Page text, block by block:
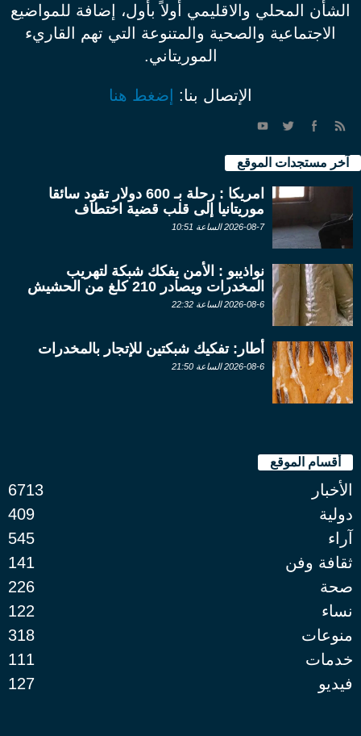
الشأن المحلي والاقليمي أولاً بأول، إضافة للمواضيع
الاجتماعية والصحية والمتنوعة التي تهم القاريء
الموريتاني.
الإتصال بنا: إضغط هنا
آخر مستجدات الموقع
امريكا : رحلة بـ 600 دولار تقود سائقا
موريتانيا إلى قلب قضية اختطاف
2026-08-7 الساعة 10:51
نواذيبو : الأمن يفكك شبكة لتهريب
المخدرات ويصادر 210 كلغ من الحشيش
2026-08-6 الساعة 22:32
أطار: تفكيك شبكتين للإتجار بالمخدرات
2026-08-6 الساعة 21:50
أقسام الموقع
الأخبار
6713
دولية
409
آراء
545
ثقافة وفن
141
صحة
226
نساء
122
منوعات
318
خدمات
111
فيديو
127